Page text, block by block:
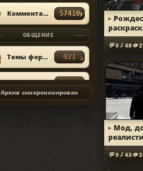
КОММЕНТАРИЙ #6
ИЗ МАТЕРИАЛА
Рельефные
текстуры для
персонажей
только у девушек
или у всех?
2020-08-16
Комментарии 57410
ОБЩЕНИЕ
Темы форума 921
Сообщения
Архив синхронизирован
Mule 6x6
0 48
Мод,
0 43